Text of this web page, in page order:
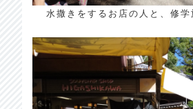
水撒きをするお店の人と、修学